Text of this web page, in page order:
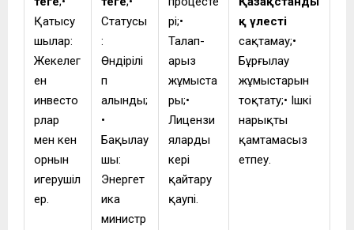
Қатысу
шылар:
Жекелег
ен
инвесто
рлар
мен кен
орнын
игерушіл
ер.
Статусы
:
Өндірілі
п
алынды;
•
Бақылау
шы:
Энергет
ика
министр
рі;•
Талап-
арыз
жұмыста
ры;•
Лицензи
яларды
кері
қайтару
қаупі.
қ үлесті
сақтамау;•
Бұрғылау
жұмыстарын
тоқтату;• Ішкі
нарықты
қамтамасыз
етпеу.